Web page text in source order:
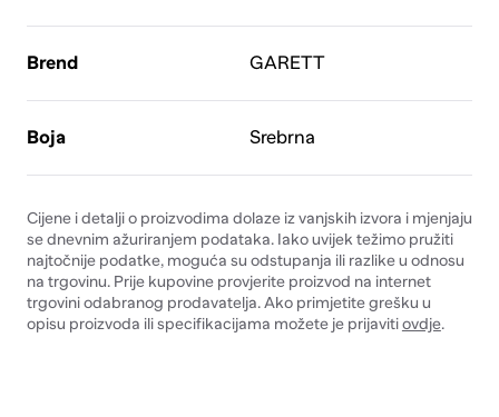
Brend GARETT
Boja Srebrna
Cijene i detalji o proizvodima dolaze iz vanjskih izvora i mjenjaju
se dnevnim ažuriranjem podataka. Iako uvijek težimo pružiti
najtočnije podatke, moguća su odstupanja ili razlike u odnosu
na trgovinu. Prije kupovine provjerite proizvod na internet
trgovini odabranog prodavatelja. Ako primjetite grešku u
opisu proizvoda ili specifikacijama možete je prijavitiovdje.